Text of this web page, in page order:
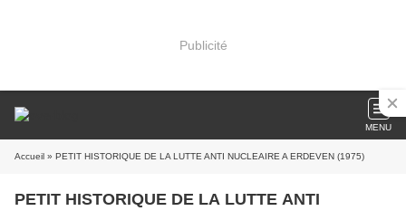
Publicité
MENU
Accueil » PETIT HISTORIQUE DE LA LUTTE ANTI NUCLEAIRE A ERDEVEN (1975)
PETIT HISTORIQUE DE LA LUTTE ANTI